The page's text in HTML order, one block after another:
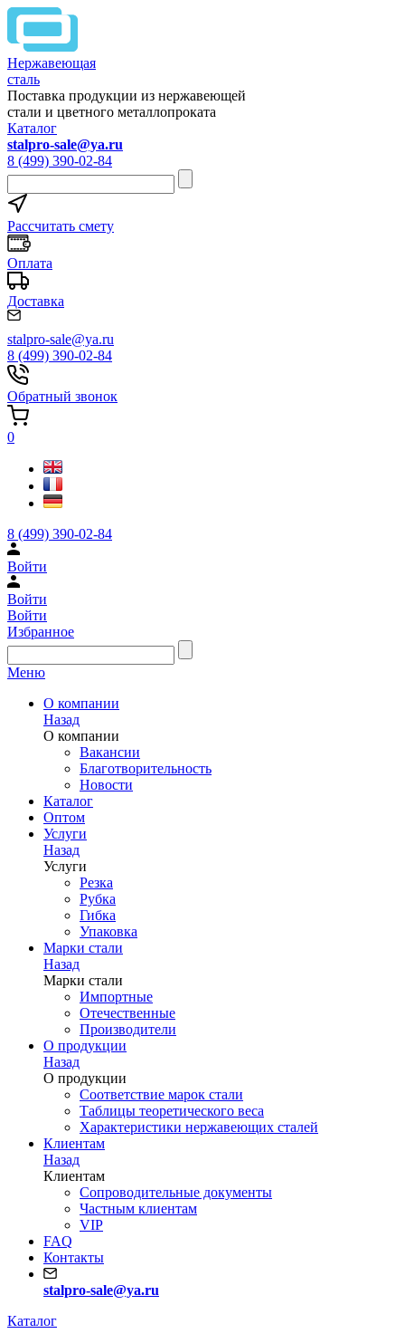
Нержавеющая
сталь
Поставка продукции из нержавеющей
стали и цветного металлопроката
Каталог
stalpro-sale@ya.ru
8 (499) 390-02-84
Рассчитать смету
Оплата
Доставка
stalpro-sale@ya.ru
8 (499) 390-02-84
Обратный звонок
0
8 (499) 390-02-84
Войти
Войти
Войти
Избранное
Меню
О компании
Назад
О компании
Вакансии
Благотворительность
Новости
Каталог
Оптом
Услуги
Назад
Услуги
Резка
Рубка
Гибка
Упаковка
Марки стали
Назад
Марки стали
Импортные
Отечественные
Производители
О продукции
Назад
О продукции
Соответствие марок стали
Таблицы теоретического веса
Характеристики нержавеющих сталей
Клиентам
Назад
Клиентам
Сопроводительные документы
Частным клиентам
VIP
FAQ
Контакты
stalpro-sale@ya.ru
Каталог